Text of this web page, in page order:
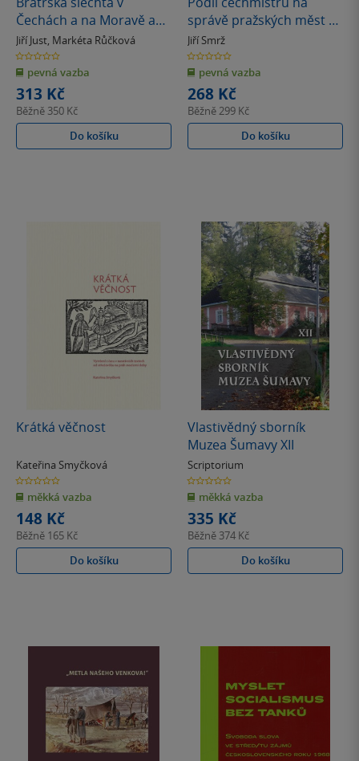
Čechách a na Moravě a
formování konfesní
identity v raném
novověku
Jiří Just, Markéta Růčková
0.0
z
5
hvězdiček
pevná vazba
313 Kč
Běžně 350 Kč
Do košíku
správě pražských měst v
raném novověku
Jiří Smrž
0.0
z
5
hvězdiček
pevná vazba
268 Kč
Běžně299 Kč
Do košíku
Krátká věčnost
Kateřina Smyčková
0.0
z
5
hvězdiček
měkká vazba
148 Kč
Běžně 165 Kč
Do košíku
Vlastivědný sborník
Muzea Šumavy XII
Scriptorium
0.0
z
5
hvězdiček
měkká vazba
335 Kč
Běžně 374 Kč
Do košíku